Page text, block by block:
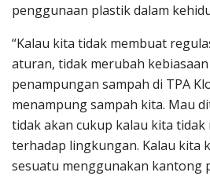
penggunaan plastik dalam
“Kalau kita tidak membuat
aturan, tidak merubah
penampungan sampah di TPA
menampung sampah kita. Mau
tidak akan cukup kalau kita
terhadap lingkungan. Kalau kita
sesuatu menggunakan kantong